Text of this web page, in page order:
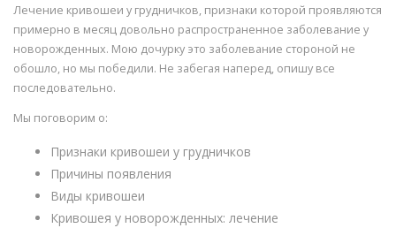
Лечение кривошеи у грудничков, признаки которой проявляются
примерно в месяц довольно распространенное заболевание у
новорожденных. Мою дочурку это заболевание стороной не
обошло, но мы победили. Не забегая наперед, опишу все
последовательно.
Мы поговорим о:
Признаки кривошеи у грудничков
Причины появления
Виды кривошеи
Кривошея у новорожденных: лечение